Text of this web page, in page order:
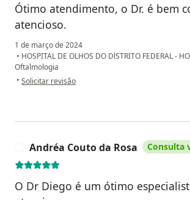
Ótimo atendimento, o Dr. é bem
atencioso.
1 de março de 2024
• HOSPITAL DE OLHOS DO DlSTRITO FEDERAL -
Oftalmologia
• na opinião do utilizador Gustavo
Solicitar revisão
Andréa Couto da Rosa Consulta
O Dr Diego é um ótimo